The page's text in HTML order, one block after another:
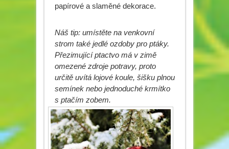
papírové a slaměné dekorace.
Náš tip: umístěte na venkovní
strom také jedlé ozdoby pro ptáky.
Přezimující ptactvo má v zimě
omezené zdroje potravy, proto
určitě uvítá lojové koule, šišku plnou
semínek nebo jednoduché krmítko
s ptačím zobem.